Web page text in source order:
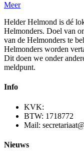
Meer
Helder Helmond is dé
Helmonders. Doel van
van de Helmonders te
Helmonders worden
Dit doen we onder
meldpunt.
Info
KVK:
BTW: 1718772
Mail:
Nieuws